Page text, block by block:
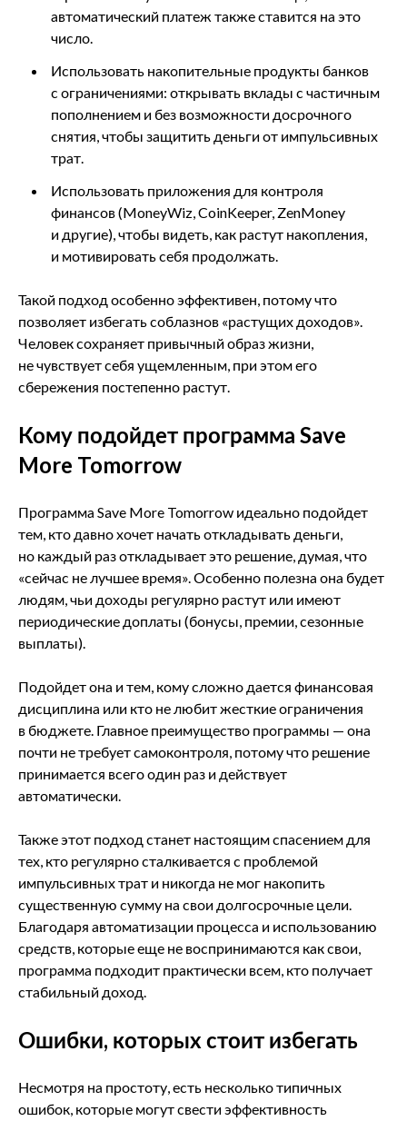
автоматический платеж также ставится на это
число.
Использовать накопительные продукты банков
с ограничениями: открывать вклады с частичным
пополнением и без возможности досрочного
снятия, чтобы защитить деньги от импульсивных
трат.
Использовать приложения для контроля
финансов (MoneyWiz, CoinKeeper, ZenMoney
и другие), чтобы видеть, как растут накопления,
и мотивировать себя продолжать.
Такой подход особенно эффективен, потому что
позволяет избегать соблазнов «растущих доходов».
Человек сохраняет привычный образ жизни,
не чувствует себя ущемленным, при этом его
сбережения постепенно растут.
Кому подойдет программа Save
More Tomorrow
Программа Save More Tomorrow идеально подойдет
тем, кто давно хочет начать откладывать деньги,
но каждый раз откладывает это решение, думая, что
«сейчас не лучшее время». Особенно полезна она будет
людям, чьи доходы регулярно растут или имеют
периодические доплаты (бонусы, премии, сезонные
выплаты).
Подойдет она и тем, кому сложно дается финансовая
дисциплина или кто не любит жесткие ограничения
в бюджете. Главное преимущество программы — она
почти не требует самоконтроля, потому что решение
принимается всего один раз и действует
автоматически.
Также этот подход станет настоящим спасением для
тех, кто регулярно сталкивается с проблемой
импульсивных трат и никогда не мог накопить
существенную сумму на свои долгосрочные цели.
Благодаря автоматизации процесса и использованию
средств, которые еще не воспринимаются как свои,
программа подходит практически всем, кто получает
стабильный доход.
Ошибки, которых стоит избегать
Несмотря на простоту, есть несколько типичных
ошибок, которые могут свести эффективность